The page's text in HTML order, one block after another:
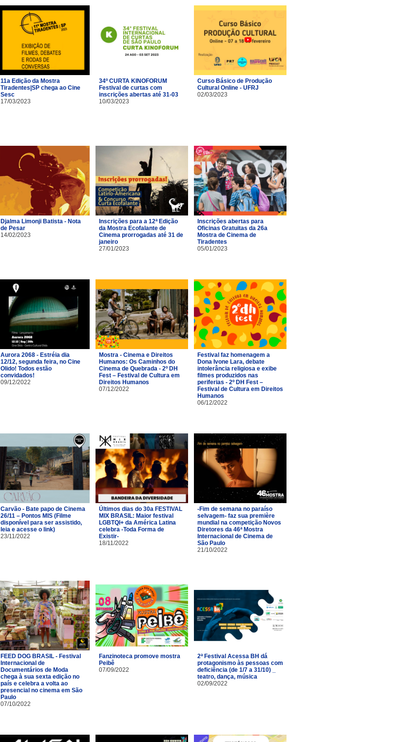
11a Edição da Mostra
Tiradentes|SP chega ao Cine
Sesc
17/03/2023
34º CURTA KINOFORUM
Festival de curtas com
inscrições abertas até 31-03
10/03/2023
Curso Básico de Produção
Cultural Online - UFRJ
02/03/2023
Djalma Limonji Batista - Nota
de Pesar
14/02/2023
Inscrições para a 12ª Edição
da Mostra Ecofalante de
Cinema prorrogadas até 31 de
janeiro
27/01/2023
Inscrições abertas para
Oficinas Gratuitas da 26a
Mostra de Cinema de
Tiradentes
05/01/2023
Aurora 2068 - Estréia dia
12/12, segunda feira, no Cine
Olido! Todos estão
convidados!
09/12/2022
Mostra - Cinema e Direitos
Humanos: Os Caminhos do
Cinema de Quebrada - 2º DH
Fest – Festival de Cultura em
Direitos Humanos
07/12/2022
Festival faz homenagem a
Dona Ivone Lara, debate
intolerância religiosa e exibe
filmes produzidos nas
periferias - 2º DH Fest –
Festival de Cultura em Direitos
Humanos
06/12/2022
Carvão - Bate papo de Cinema
26/11 – Pontos MIS (Filme
disponível para ser assistido,
leia e acesse o link)
23/11/2022
Últimos dias do 30a FESTIVAL
MIX BRASIL: Maior festival
LGBTQI+ da América Latina
celebra -Toda Forma de
Existir-
18/11/2022
-Fim de semana no paraíso
selvagem- faz sua première
mundial na competição Novos
Diretores da 46ª Mostra
Internacional de Cinema de
São Paulo
21/10/2022
FEED DOG BRASIL - Festival
Internacional de
Documentários de Moda
chega à sua sexta edição no
país e celebra a volta ao
presencial no cinema em São
Paulo
07/10/2022
Fanzinoteca promove mostra
Peibê
07/09/2022
2ª Festival Acessa BH dá
protagonismo às pessoas com
deficiência (de 1/7 a 31/10) _
teatro, dança, música
02/09/2022